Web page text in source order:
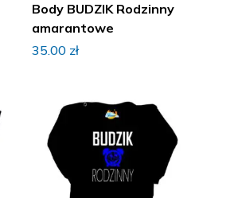
Body BUDZIK Rodzinny
amarantowe
35.00 zł